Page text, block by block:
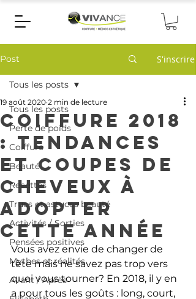
Post S'inscrire
Tous les posts
Perte de poids
Coiffure
Beauté
Recettes
Trucs et astuces beauté
Activités / Sorties
Pensées positives
Mythes et réalités
Avant / Après
Tous les posts
Coiffure 2018
: Tendances
et coupes de
cheveux à
adopter
cette année
19 août 2020 2 min de lecture
Vous avez envie de changer de
tête mais ne savez pas trop vers
quoi vous tourner? En 2018, il y en
a pour tous les goûts : long, court,